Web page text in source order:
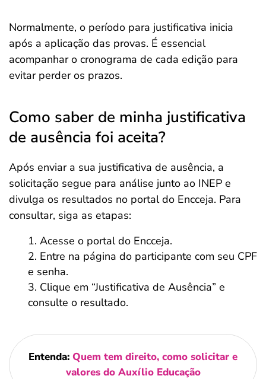
Normalmente, o período para justificativa inicia
após a aplicação das provas. É essencial
acompanhar o cronograma de cada edição para
evitar perder os prazos.
Como saber de minha justificativa
de ausência foi aceita?
Após enviar a sua justificativa de ausência, a
solicitação segue para análise junto ao INEP e
divulga os resultados no portal do Encceja. Para
consultar, siga as etapas:
Acesse o portal do Encceja.
Entre na página do participante com seu CPF
e senha.
Clique em “Justificativa de Ausência” e
consulte o resultado.
Entenda: Quem tem direito, como solicitar e
valores do Auxílio Educação